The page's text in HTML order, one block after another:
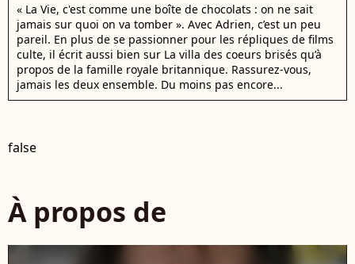
« La Vie, c'est comme une boîte de chocolats : on ne sait
jamais sur quoi on va tomber ». Avec Adrien, c’est un peu
pareil. En plus de se passionner pour les répliques de films
culte, il écrit aussi bien sur La villa des coeurs brisés qu’à
propos de la famille royale britannique. Rassurez-vous,
jamais les deux ensemble. Du moins pas encore...
false
À propos de